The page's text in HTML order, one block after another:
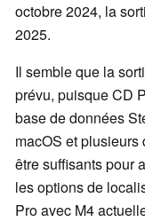
octobre 2024, la
2025.
Il semble que la
prévu, puisque CD
base de données
macOS et
être suffisants pour
les options de
Pro avec M4